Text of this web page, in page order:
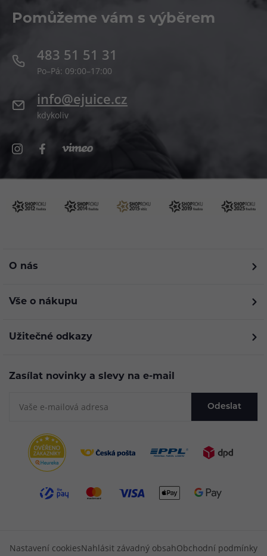
Pomůžeme vám s výběrem
483 51 51 31
Po–Pá: 09:00–17:00
info@ejuice.cz
kdykoliv
O nás
Vše o nákupu
Užitečné odkazy
Zasílat novinky a slevy na e-mail
Odeslat
Nastavení cookiesNahlásit závadný obsahObchodní podmínky